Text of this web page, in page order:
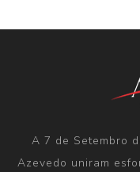
A 7 de Setembro
Azevedo uniram